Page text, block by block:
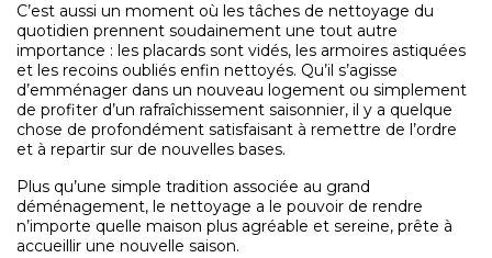
C’est aussi un moment où les tâches de nettoyage du
quotidien prennent soudainement une tout autre
importance : les placards sont vidés, les armoires astiquées
et les recoins oubliés enfin nettoyés. Qu’il s’agisse
d’emménager dans un nouveau logement ou simplement
de profiter d’un rafraîchissement saisonnier, il y a quelque
chose de profondément satisfaisant à remettre de l’ordre
et à repartir sur de nouvelles bases.
Plus qu’une simple tradition associée au grand
déménagement, le nettoyage a le pouvoir de rendre
n’importe quelle maison plus agréable et sereine, prête à
accueillir une nouvelle saison.